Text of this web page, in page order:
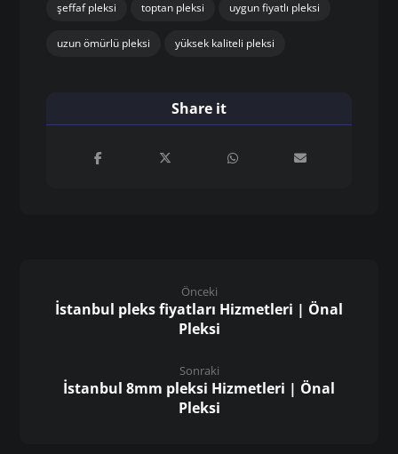
şeffaf pleksi toptan pleksi uygun fiyatlı pleksi
uzun ömürlü pleksi yüksek kaliteli pleksi
Önceki
İstanbul pleks fiyatları Hizmetleri | Önal
Pleksi
Sonraki
İstanbul 8mm pleksi Hizmetleri | Önal
Pleksi